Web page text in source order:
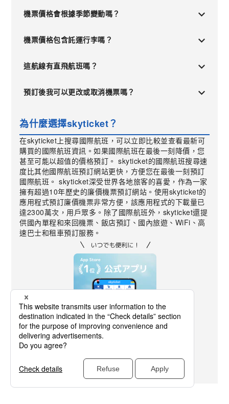
機票價格會根據季節變動嗎？
機票價格包含託運行李嗎？
這航線有直飛航班嗎？
預訂後我可以更改或取消機票嗎？
為什麼選擇skyticket？
在skyticket上搜尋國際航班，可以立即比較並查看最新可
購買的國際航班資訊。如果國際航班在最後一刻降價，您
甚至可能以超值的價格預訂。 skyticket的國際航班搜尋速
度比其他國際航班預訂網站更快，方便您在最後一刻預訂
國際航班。 skyticket深受世界各地旅客的喜愛，作為一家
擁有超過10年歷史的廉價機票預訂網站。使用skyticket的
應用程式預訂廉價機票非常方便，該應用程式的下載量已
達2300萬次，用戶眾多。除了國際航班外，skyticket還提
供國內單程和來回機票、飯店預訂、國內旅遊、WiFi、高
速巴士和租車預訂服務。